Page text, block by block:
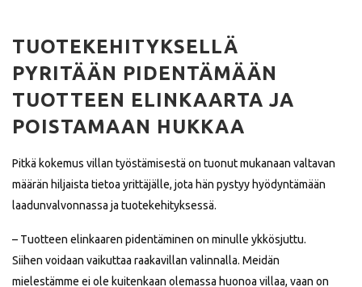
TUOTEKEHITYKSELLÄ
PYRITÄÄN PIDENTÄMÄÄN
TUOTTEEN ELINKAARTA JA
POISTAMAAN HUKKAA
Pitkä kokemus villan työstämisestä on tuonut mukanaan valtavan
määrän hiljaista tietoa yrittäjälle, jota hän pystyy hyödyntämään
laadunvalvonnassa ja tuotekehityksessä.
– Tuotteen elinkaaren pidentäminen on minulle ykkösjuttu.
Siihen voidaan vaikuttaa raakavillan valinnalla. Meidän
mielestämme ei ole kuitenkaan olemassa huonoa villaa, vaan on